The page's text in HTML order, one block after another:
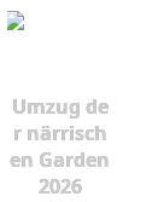
Umzug de
r närrisch
en Garden
2026